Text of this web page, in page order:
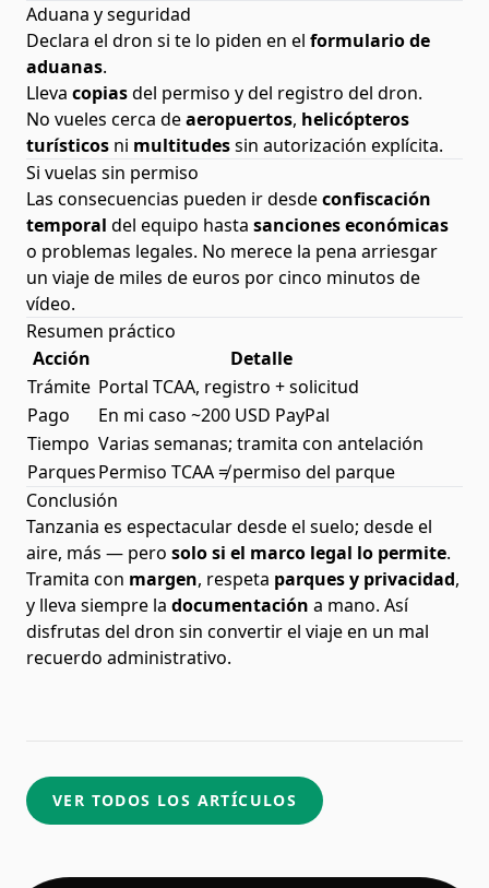
Aduana y seguridad
Declara el dron si te lo piden en el formulario de
aduanas.
Lleva copiasdel permiso y del registro del dron.
No vueles cerca deaeropuertos, helicópteros
turísticos ni multitudessin autorización explícita.
Si vuelas sin permiso
Las consecuencias pueden ir desdeconfiscación
temporal del equipo hasta sanciones económicas
o problemas legales. No merece la pena arriesgar
un viaje de miles de euros por cinco minutos de
vídeo.
Resumen práctico
Acción
Detalle
Trámite Portal TCAA, registro + solicitud
Pago
En mi caso ~200 USD PayPal
Tiempo Varias semanas; tramita con antelación
ParquesPermiso TCAA ≠ permiso del parque
Conclusión
Tanzania es espectacular desde el suelo; desde el
aire, más — pero solo si el marco legal lo permite.
Tramita con margen, respeta parques y privacidad,
y lleva siempre la documentación a mano. Así
disfrutas del dron sin convertir el viaje en un mal
recuerdo administrativo.
VER TODOS LOS ARTÍCULOS